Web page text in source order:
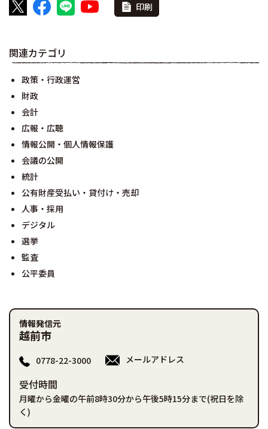
印刷
関連カテゴリ
政策・行政運営
財政
会計
広報・広聴
情報公開・個人情報保護
会議の公開
統計
公有財産受払い・貸付け・売却
人事・採用
デジタル
選挙
監査
公平委員
情報発信元
越前市
0778-22-3000 メールアドレス
受付時間
月曜から金曜の午前8時30分から午後5時15分まで(祝日を除
く)